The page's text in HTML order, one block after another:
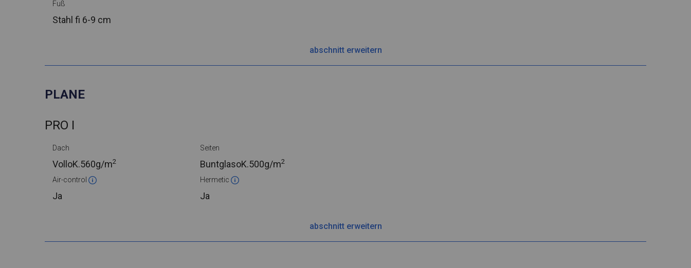
Fuß
Stahl fi 6-9 cm
abschnitt erweitern
PLANE
PRO I
Dach
VolloK.560g/m2
Seiten
BuntglasoK.500g/m2
Air-control
Ja
Hermetic
Ja
abschnitt erweitern